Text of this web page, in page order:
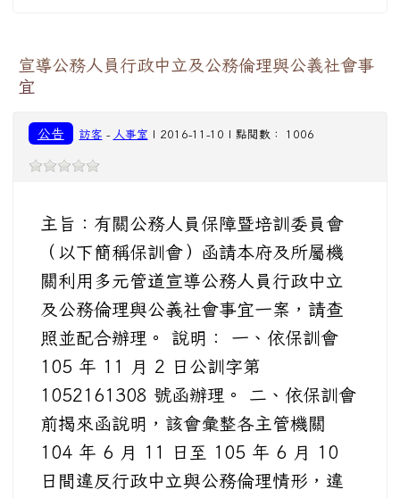
宣導公務人員行政中立及公務倫理與公義社會事
宜
公告 訪客 - 人事室 | 2016-11-10 | 點閱數： 1006
主旨：有關公務人員保障暨培訓委員會
（以下簡稱保訓會）函請本府及所屬機
關利用多元管道宣導公務人員行政中立
及公務倫理與公義社會事宜一案，請查
照並配合辦理。 說明： 一、依保訓會
105 年 11 月 2 日公訓字第
1052161308 號函辦理。 二、依保訓會
前揭來函說明，該會彙整各主管機關
104 年 6 月 11 日至 105 年 6 月 10
日間違反行政中立與公務倫理情形，違